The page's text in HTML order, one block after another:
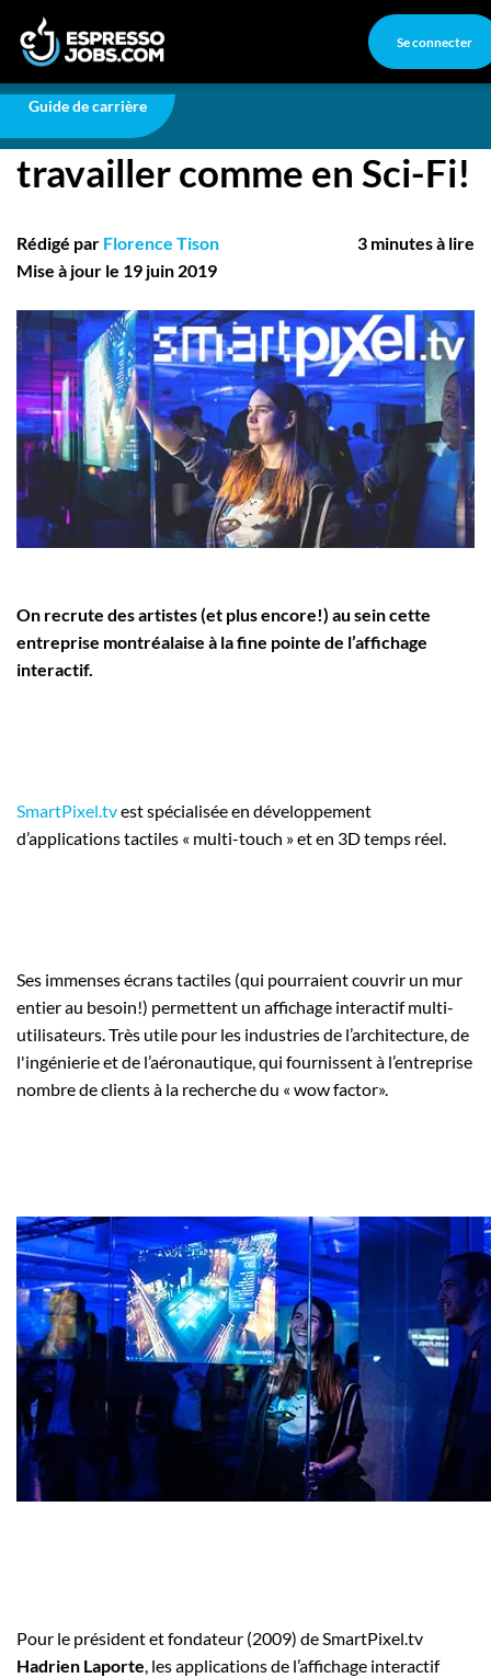
Se connecter
Connexion
Créez un compte
Recherchez un emploi
Compagnies
Ma boîte à outils
Conseils carrière
Nos chroniques
Inscrivez-vous à l'infolettre
Employeurs
Publiez une offre d'emploi
Guide de carrière
Carrière SmartPixel.tv, pour travailler comme en Sci-Fi!
SmartPixel.tv, pour
travailler comme en Sci-Fi!
Rédigé par Florence Tison
Mise à jour le 19 juin 2019
3 minutes à lire
On recrute des artistes (et plus encore!) au sein cette
entreprise montréalaise à la fine pointe de l’affichage
interactif.
SmartPixel.tvest spécialisée en développement
d’applications tactiles « multi-touch » et en 3D temps réel.
Ses immenses écrans tactiles (qui pourraient couvrir un mur
entier au besoin!) permettent un affichage interactif multi-
utilisateurs. Très utile pour les industries de l’architecture, de
l'ingénierie et de l’aéronautique, qui fournissent à l’entreprise
nombre de clients à la recherche du « wow factor».
Pour le président et fondateur (2009) de SmartPixel.tv
Hadrien Laporte, les applications de l’affichage interactif